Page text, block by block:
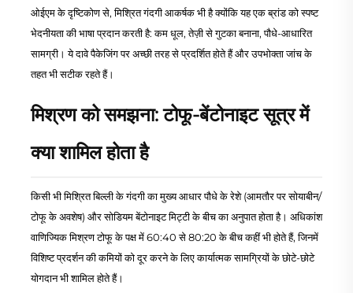
ओईएम के दृष्टिकोण से, मिश्रित गंदगी आकर्षक भी है क्योंकि यह एक ब्रांड को स्पष्ट
भेदनीयता की भाषा प्रदान करती है: कम धूल, तेज़ी से गुटका बनाना, पौधे-आधारित
सामग्री। ये दावे पैकेजिंग पर अच्छी तरह से प्रदर्शित होते हैं और उपभोक्ता जांच के
तहत भी सटीक रहते हैं।
मिश्रण को समझना: टोफू-बेंटोनाइट सूत्र में
क्या शामिल होता है
किसी भी मिश्रित बिल्ली के गंदगी का मुख्य आधार पौधे के रेशे (आमतौर पर सोयाबीन/
टोफू के अवशेष) और सोडियम बेंटोनाइट मिट्टी के बीच का अनुपात होता है। अधिकांश
वाणिज्यिक मिश्रण टोफू के पक्ष में 60:40 से 80:20 के बीच कहीं भी होते हैं, जिनमें
विशिष्ट प्रदर्शन की कमियों को दूर करने के लिए कार्यात्मक सामग्रियों के छोटे-छोटे
योगदान भी शामिल होते हैं।